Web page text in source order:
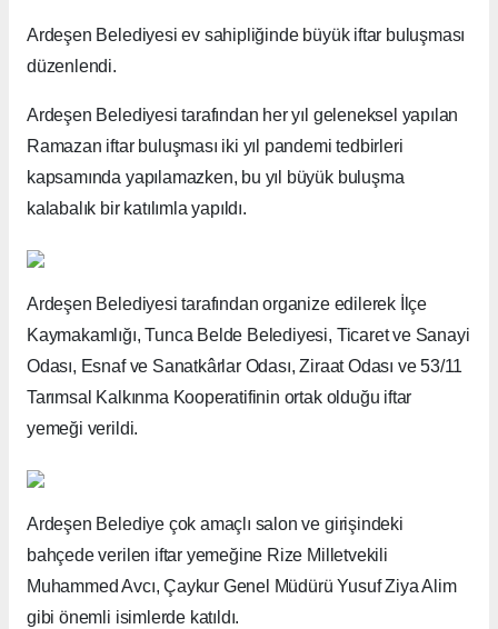
Ardeşen Belediyesi ev sahipliğinde büyük iftar buluşması
düzenlendi.
Ardeşen Belediyesi tarafından her yıl geleneksel yapılan
Ramazan iftar buluşması iki yıl pandemi tedbirleri
kapsamında yapılamazken, bu yıl büyük buluşma
kalabalık bir katılımla yapıldı.
Ardeşen Belediyesi tarafından organize edilerek İlçe
Kaymakamlığı, Tunca Belde Belediyesi, Ticaret ve Sanayi
Odası, Esnaf ve Sanatkârlar Odası, Ziraat Odası ve 53/11
Tarımsal Kalkınma Kooperatifinin ortak olduğu iftar
yemeği verildi.
Ardeşen Belediye çok amaçlı salon ve girişindeki
bahçede verilen iftar yemeğine Rize Milletvekili
Muhammed Avcı, Çaykur Genel Müdürü Yusuf Ziya Alim
gibi önemli isimlerde katıldı.